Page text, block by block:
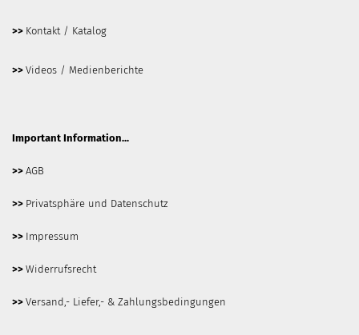
>> Kontakt / Katalog
>> Videos / Medienberichte
Important Information...
>> AGB
>> Privatsphäre und Datenschutz
>> Impressum
>> Widerrufsrecht
>> Versand,- Liefer,- & Zahlungsbedingungen